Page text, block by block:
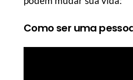
Como ser uma